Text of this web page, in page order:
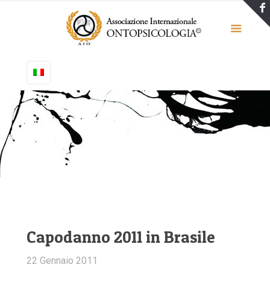
Capodanno 2011 in Brasile
22 Gennaio 2011